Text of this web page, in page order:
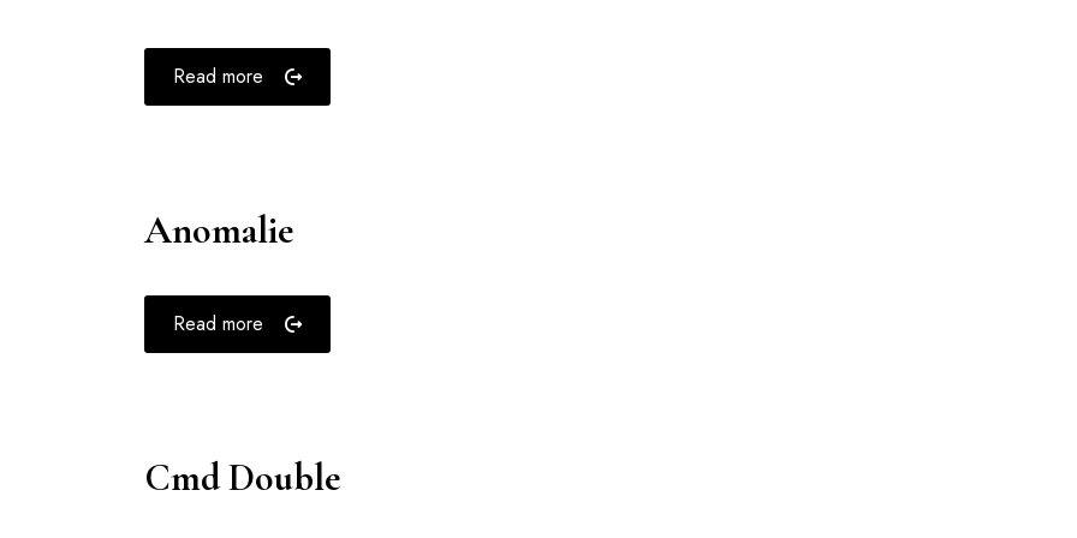
Read more
Anomalie
Read more
Cmd Double